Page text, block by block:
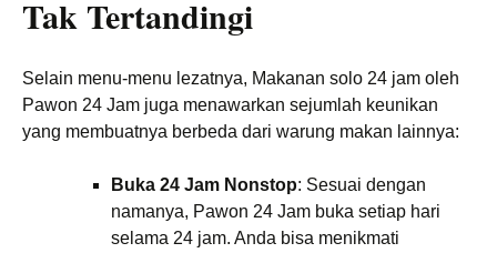
Tak Tertandingi
Selain menu-menu lezatnya, Makanan solo 24 jam oleh
Pawon 24 Jam juga menawarkan sejumlah keunikan
yang membuatnya berbeda dari warung makan lainnya:
Buka 24 Jam Nonstop: Sesuai dengan
namanya, Pawon 24 Jam buka setiap hari
selama 24 jam. Anda bisa menikmati